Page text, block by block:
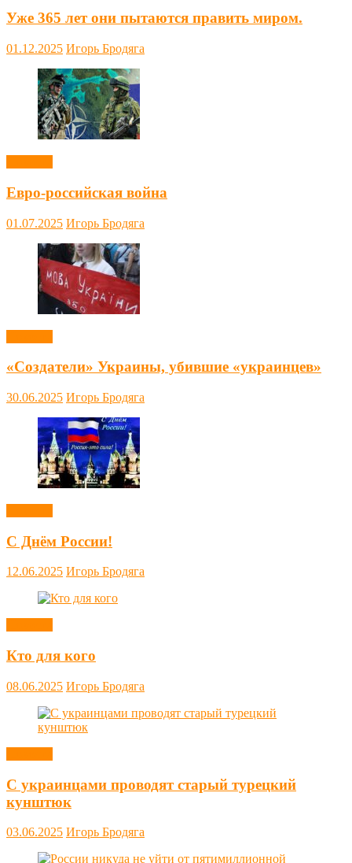
Уже 365 лет они пытаются править миром.
01.12.2025 Игорь Бродяга
Евро-российская война
01.07.2025 Игорь Бродяга
«Создатели» Украины, убившие «украинцев»
30.06.2025 Игорь Бродяга
С Днём России!
12.06.2025 Игорь Бродяга
Кто для кого
08.06.2025 Игорь Бродяга
С украинцами проводят старый турецкий
кунштюк
03.06.2025 Игорь Бродяга